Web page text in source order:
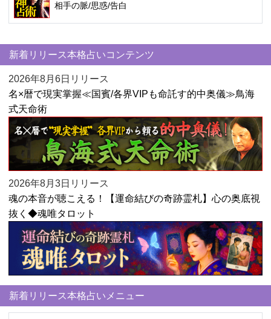
相手の脈/思惑/告白
新着リリース本格占いコンテンツ
2026年8月6日リリース
名×暦で現実掌握≪国賓/各界VIPも命託す的中奥儀≫鳥海
式天命術
2026年8月3日リリース
魂の本音が聴こえる！【運命結びの奇跡霊札】心の奥底視
抜く◆魂唯タロット
新着リリース本格占いメニュー